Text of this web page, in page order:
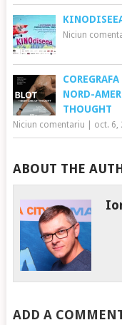
Niciun
NORD-
THOUGHT
Niciun comentariu oct. 6,
ABOUT THE
ADD A